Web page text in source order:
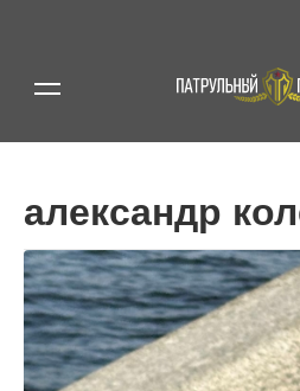
александр